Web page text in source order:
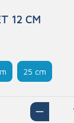
12 CM
25 cm